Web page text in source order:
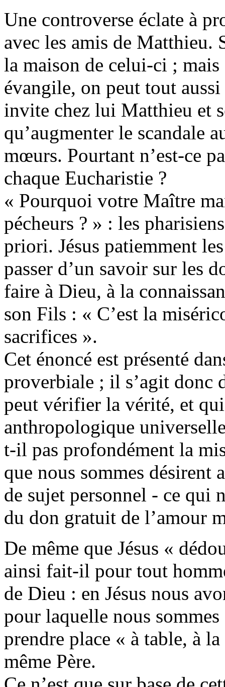
Une controverse éclate à
avec les amis de Matthieu.
la maison de celui-ci ;
évangile, on peut tout
invite chez lui Matthieu et
qu’augmenter le scandale
mœurs. Pourtant n’est-ce
chaque Eucharistie ?
« Pourquoi votre Maître
pécheurs ? » : les
priori. Jésus patiemment
passer d’un savoir sur les
faire à Dieu, à la
son Fils : « C’est la
sacrifices ».
Cet énoncé est présenté
proverbiale ; il s’agit donc
peut vérifier la vérité, et
anthropologique
t-il pas profondément la
que nous sommes désirent
de sujet personnel - ce qui
du don gratuit de l’amour
De même que Jésus «
ainsi fait-il pour tout
de Dieu : en Jésus nous
pour laquelle nous
prendre place « à table, à
même Père.